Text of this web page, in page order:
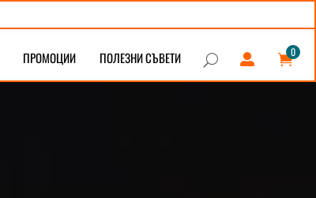
ПРОМОЦИИ ПОЛЕЗНИ СЪВЕТИ U  
0